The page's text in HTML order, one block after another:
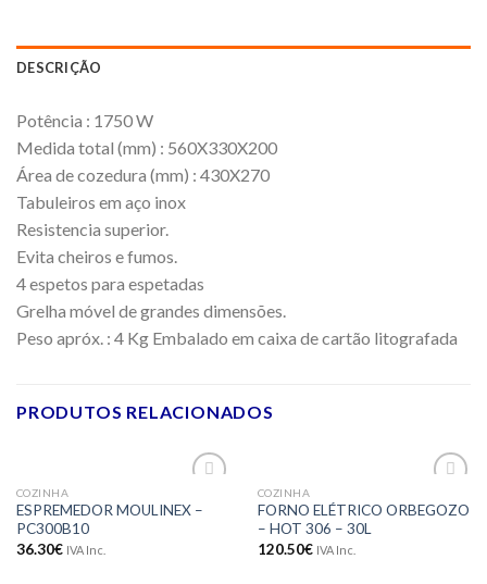
DESCRIÇÃO
Potência : 1750 W
Medida total (mm) : 560X330X200
Área de cozedura (mm) : 430X270
Tabuleiros em aço inox
Resistencia superior.
Evita cheiros e fumos.
4 espetos para espetadas
Grelha móvel de grandes dimensões.
Peso apróx. : 4 Kg Embalado em caixa de cartão litografada
PRODUTOS RELACIONADOS
aos meus
COZINHA
ESPREMEDOR MOULINEX –
PC300B10
36.30€ IVA Inc.
aos meus
COZINHA
FORNO ELÉTRICO ORBEGOZO
– HOT 306 – 30L
120.50€ IVA Inc.